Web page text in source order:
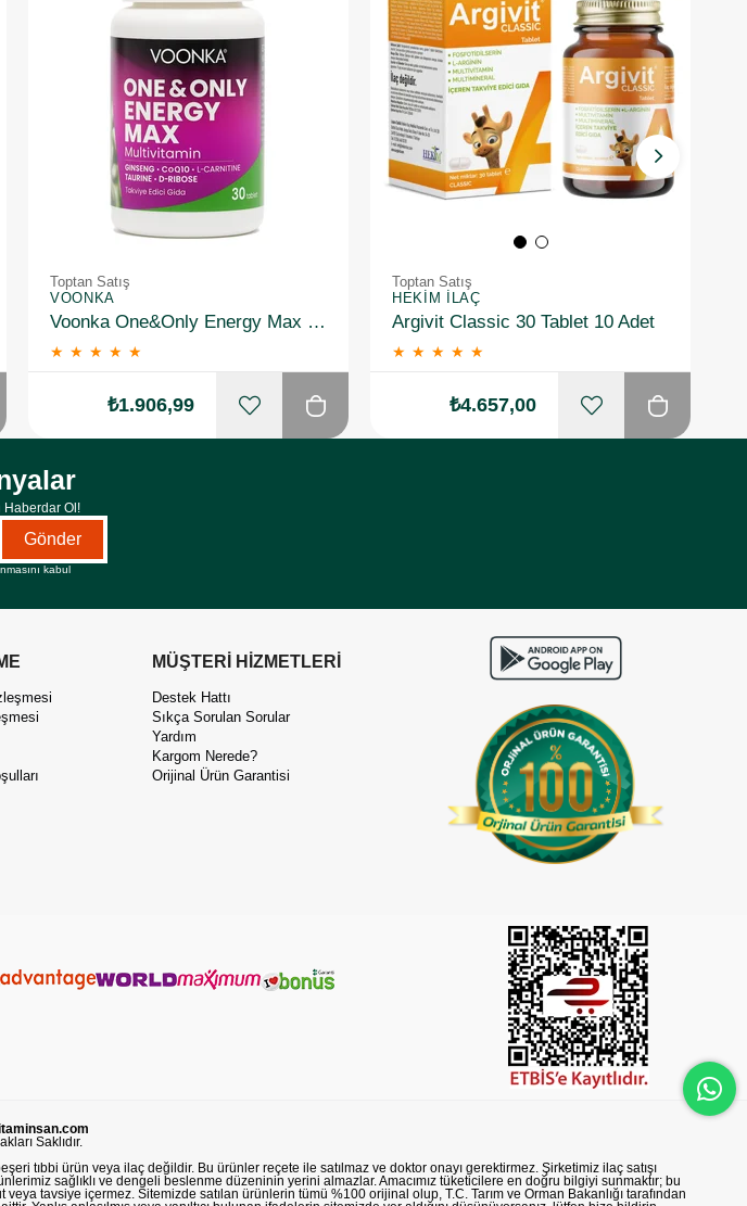
Toptan Satış
VOONKA
Voonka One&Only Energy Max MultiVitamin 30 Tablet 10 Adet
★ ★ ★ ★ ★
₺1.906,99
Toptan Satış
HEKIM İLAÇ
Argivit Classic 30 Tablet 10 Adet
★ ★ ★ ★ ★
₺4.657,00
Haberdar Ol!
Gönder
kabul
MÜŞTERİ HİZMETLERİ
Destek Hattı
Sıkça Sorulan Sorular
Yardım
Kargom Nerede?
Orijinal Ürün Garantisi
Saklıdır.
tıbbi ürün veya ilaç değildir. Bu ürünler reçete ile satılmaz ve doktor onayı gerektirmez. Şirketimiz ilaç satışı
sağlıklı ve dengeli beslenme düzeninin yerini almazlar. Amacımız tüketicilere en doğru bilgiyi sunmaktır; bu
tavsiye içermez. Sitemizde satılan ürünlerin tümü %100 orijinal olup, T.C. Tarım ve Orman Bakanlığı tarafından